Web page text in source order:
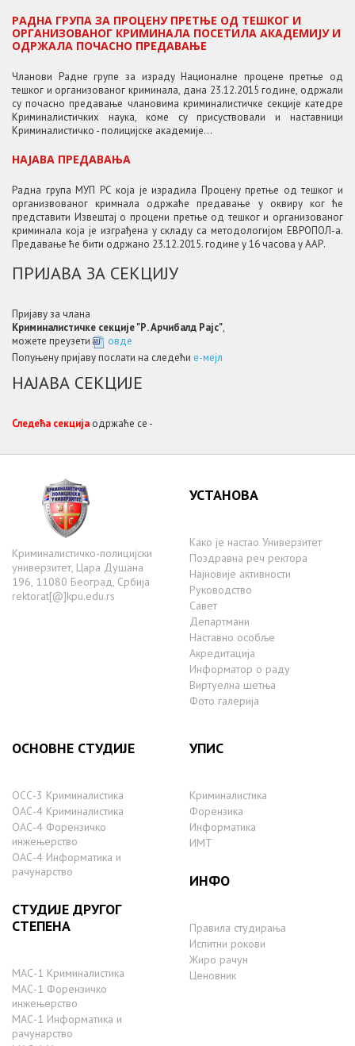
РАДНА ГРУПА ЗА ПРОЦЕНУ ПРЕТЊЕ ОД ТЕШКОГ И
ОРГАНИЗОВАНОГ КРИМИНАЛА ПОСЕТИЛА АКАДЕМИЈУ И
ОДРЖАЛА ПОЧАСНО ПРЕДАВАЊЕ
Чланови Радне групе за израду Националне процене претње од
тешког и организованог криминала, дана 23.12.2015 године, одржали
су почасно предавање члановима криминалистичке секције катедре
Криминалистичких наука, коме су присуствовали и наставници
Криминалистичко - полицијске академије...
НАЈАВА ПРЕДАВАЊА
Радна група МУП РС која је израдила Процену претње од тешког и
организвованог кримнала одржаће предавање у оквиру ког ће
представити Извештај о процени претње од тешког и организованог
криминала која је изграђена у складу са методологијом ЕВРОПОЛ-а.
Предавање ће бити одржано 23.12.2015. године у 16 часова у ААР.
ПРИЈАВА ЗА СЕКЦИЈУ
Пријаву за члана
Криминалистичкe секције "Р. Арчибалд Рајс",
можете преузети
овде
Попуњену пријаву послати на следећи e-мејл
НАЈАВА СЕКЦИЈЕ
Следећа секција одржаће се -
Криминалистичко-полицијски
универзитет, Цара Душана
196, 11080 Београд, Србија
rektorat[@]kpu.edu.rs
УСТАНОВА
Како је настаo Универзитет
Поздравна реч ректора
Најновије активности
Руководство
Савет
Департмани
Наставно особље
Акредитација
Информатор о раду
Виртуелна шетња
Фото галерија
ОСНОВНЕ СТУДИЈЕ
ОСС-3 Криминалистика
ОАС-4 Криминалистика
ОАС-4 Форензичко
инжењерство
ОАС-4 Информатика и
рачунарство
СТУДИЈЕ ДРУГОГ
СТЕПЕНА
МАС-1 Криминалистика
МАС-1 Форензичко
инжењерство
МАС-1 Информатика и
рачунарство
УПИС
Криминалистика
Форензика
Информатика
ИМТ
ИНФО
Правила студирања
Испитни рокови
Жиро рачун
Ценовник